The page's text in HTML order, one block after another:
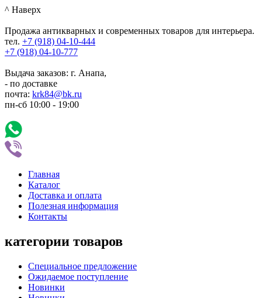
^ Наверх
Продажа антикварных и современных товаров для интерьера.
тел. +7 (918) 04-10-444
+7 (918) 04-10-777
Выдача заказов: г. Анапа,
- по доставке
почта: krk84@bk.ru
пн-сб 10:00 - 19:00
Главная
Каталог
Доставка и оплата
Полезная информация
Контакты
категории товаров
Специальное предложение
Ожидаемое поступление
Новинки